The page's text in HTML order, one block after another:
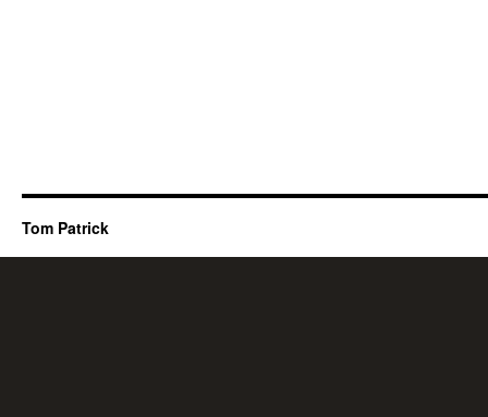
Tom Patrick